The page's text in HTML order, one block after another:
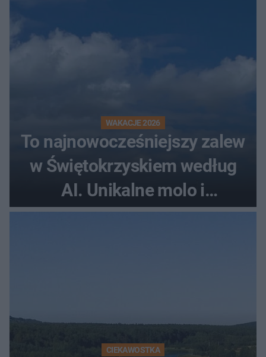
WAKACJE 2026
To najnowocześniejszy zalew
w Świętokrzyskiem według
AI. Unikalne molo i
promenada
CIEKAWOSTKA